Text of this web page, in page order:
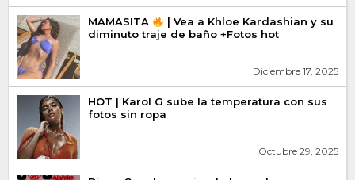
MAMASITA
| Vea a Khloe Kardashian y su
diminuto traje de baño +Fotos hot
Diciembre 17, 2025
HOT | Karol G sube la temperatura con sus
fotos sin ropa
Octubre 29, 2025